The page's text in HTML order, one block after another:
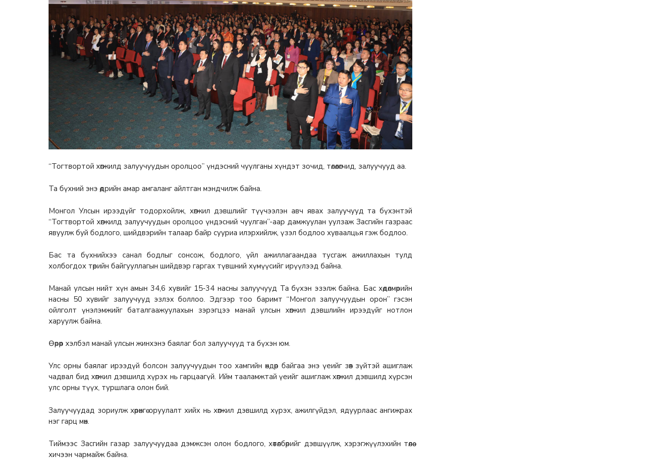
“Тогтвортой хөгжилд залуучуудын оролцоо” үндэсний чуулганы хүндэт зочид, төлөөлөгчид, залуучууд аа.
Та бүхний энэ өдрийн амар амгаланг айлтган мэндчилж байна.
Монгол Улсын ирээдүйг тодорхойлж, хөгжил дэвшлийг түүчээлэн авч явах залуучууд та бүхэнтэй
“Тогтвортой хөгжилд залуучуудын оролцоо үндэсний чуулган”-аар дамжуулан уулзаж Засгийн газраас
явуулж буй бодлого, шийдвэрийн талаар байр сууриа илэрхийлж, үзэл бодлоо хуваалцья гэж бодлоо.
Бас та бүхнийхээ санал бодлыг сонсож, бодлого, үйл ажиллагаандаа тусгаж ажиллахын тулд
холбогдох төрийн байгууллагын шийдвэр гаргах түвшний хүмүүсийг ирүүлээд байна.
Манай улсын нийт хүн амын 34,6 хувийг 15-34 насны залуучууд Та бүхэн эзэлж байна. Бас хөдөлмөрийн
насны 50 хувийг залуучууд эзлэх боллоо. Эдгээр тоо баримт “Монгол залуучуудын орон” гэсэн
ойлголт үнэлэмжийг баталгаажуулахын зэрэгцээ манай улсын хөгжил дэвшлийн ирээдүйг нотлон
харуулж байна.
Өөрөөр хэлбэл манай улсын жинхэнэ баялаг бол залуучууд та бүхэн юм.
Улс орны баялаг ирээдүй болсон залуучуудын тоо хамгийн өндөр байгаа энэ үеийг зөв зүйтэй ашиглаж
чадвал бид хөгжил дэвшилд хүрэх нь гарцаагүй. Ийм тааламжтай үеийг ашиглаж хөгжил дэвшилд хүрсэн
улс орны түүх, туршлага олон бий.
Залуучуудад зориулж хөрөнгө оруулалт хийх нь хөгжил дэвшилд хүрэх, ажилгүйдэл, ядуурлаас ангижрах
нэг гарц мөн.
Тиймээс Засгийн газар залуучуудаа дэмжсэн олон бодлого, хөтөлбөрийг дэвшүүлж, хэрэгжүүлэхийн төлөө
хичээн чармайж байна.